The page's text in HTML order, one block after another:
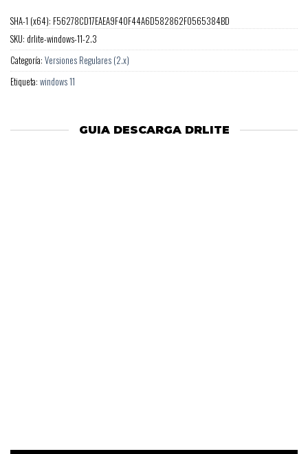
SHA-1 (x64): F56278CD17EAEA9F40F44A6D582862F0565384BD
SKU: drlite-windows-11-2.3
Categoría: Versiones Regulares (2.x)
Etiqueta: windows 11
GUIA DESCARGA DRLITE